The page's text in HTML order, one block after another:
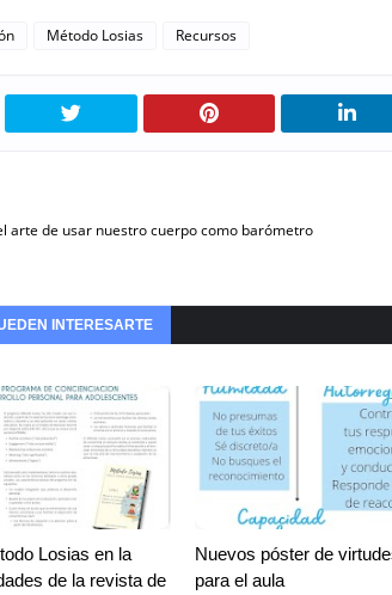
Método Losias Recursos
arte de usar nuestro cuerpo como barómetro
INTERESARTE
Losias en la
de la revista de
Nuevos póster de
para el aula